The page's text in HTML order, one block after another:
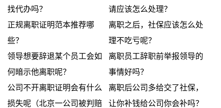
找代办吗？
请应该怎么处理？
正规离职证明范本推荐哪
些？
离职之后，社保应该怎么处
理不吃亏呢？
领导想要辞退某个员工会如
何暗示他离职呢？
离职员工辞职前举报领导的
事情好吗？
公司不开离职证明会有什么
损失呢（北京一公司被判赔
离职后公司多给交了社保，
让你补钱给公司你会补吗？